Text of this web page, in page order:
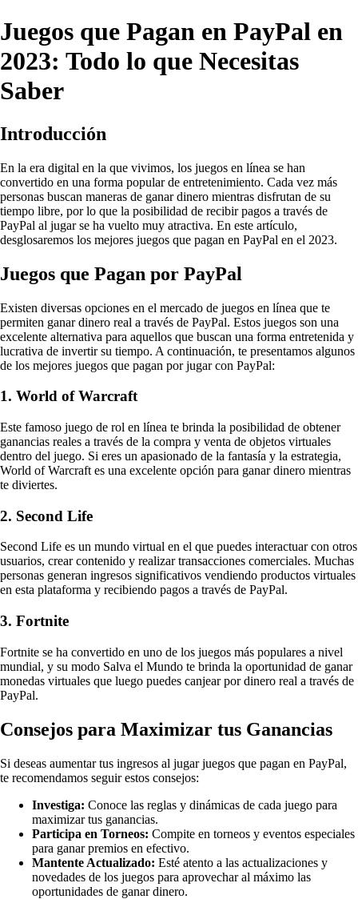
Juegos que Pagan en PayPal en
2023: Todo lo que Necesitas
Saber
Introducción
En la era digital en la que vivimos, los juegos en línea se han
convertido en una forma popular de entretenimiento. Cada vez más
personas buscan maneras de ganar dinero mientras disfrutan de su
tiempo libre, por lo que la posibilidad de recibir pagos a través de
PayPal al jugar se ha vuelto muy atractiva. En este artículo,
desglosaremos los mejores juegos que pagan en PayPal en el 2023.
Juegos que Pagan por PayPal
Existen diversas opciones en el mercado de juegos en línea que te
permiten ganar dinero real a través de PayPal. Estos juegos son una
excelente alternativa para aquellos que buscan una forma entretenida y
lucrativa de invertir su tiempo. A continuación, te presentamos algunos
de los mejores juegos que pagan por jugar con PayPal:
1. World of Warcraft
Este famoso juego de rol en línea te brinda la posibilidad de obtener
ganancias reales a través de la compra y venta de objetos virtuales
dentro del juego. Si eres un apasionado de la fantasía y la estrategia,
World of Warcraft es una excelente opción para ganar dinero mientras
te diviertes.
2. Second Life
Second Life es un mundo virtual en el que puedes interactuar con otros
usuarios, crear contenido y realizar transacciones comerciales. Muchas
personas generan ingresos significativos vendiendo productos virtuales
en esta plataforma y recibiendo pagos a través de PayPal.
3. Fortnite
Fortnite se ha convertido en uno de los juegos más populares a nivel
mundial, y su modo Salva el Mundo te brinda la oportunidad de ganar
monedas virtuales que luego puedes canjear por dinero real a través de
PayPal.
Consejos para Maximizar tus Ganancias
Si deseas aumentar tus ingresos al jugar juegos que pagan en PayPal,
te recomendamos seguir estos consejos:
Investiga: Conoce las reglas y dinámicas de cada juego para
maximizar tus ganancias.
Participa en Torneos: Compite en torneos y eventos especiales
para ganar premios en efectivo.
Mantente Actualizado: Esté atento a las actualizaciones y
novedades de los juegos para aprovechar al máximo las
oportunidades de ganar dinero.